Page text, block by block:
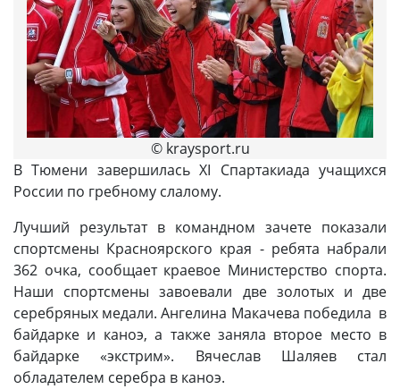
© kraysport.ru
В Тюмени завершилась XI Спартакиада учащихся
России по гребному слалому.
Лучший результат в командном зачете показали
спортсмены Красноярского края - ребята набрали
362 очка, сообщает краевое Министерство спорта.
Наши спортсмены завоевали две золотых и две
серебряных медали. Ангелина Макачева победила в
байдарке и каноэ, а также заняла второе место в
байдарке «экстрим». Вячеслав Шаляев стал
обладателем серебра в каноэ.